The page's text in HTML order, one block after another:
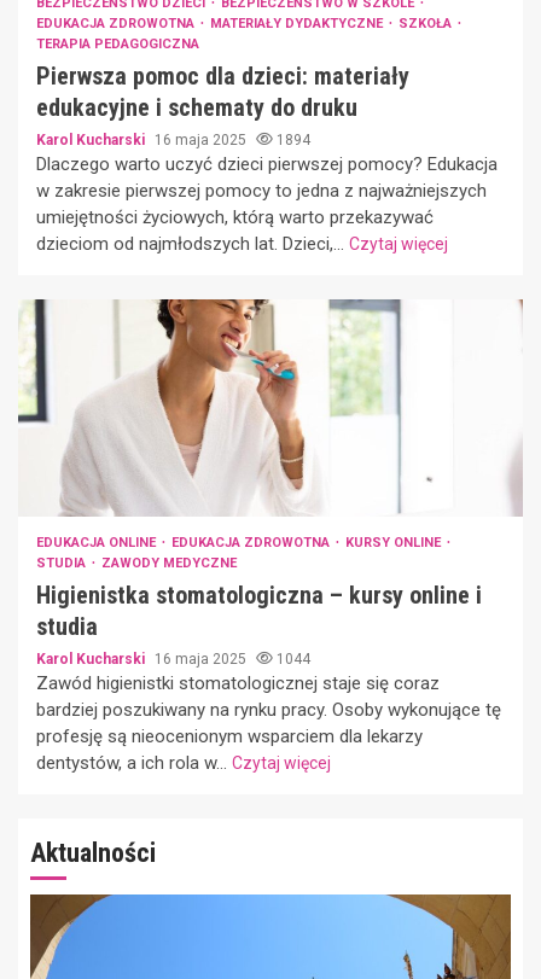
EDUKACJA ZDROWOTNA
MATERIAŁY DYDAKTYCZNE
SZKOŁA
TERAPIA PEDAGOGICZNA
Pierwsza pomoc dla dzieci: materiały
edukacyjne i schematy do druku
Karol Kucharski 16 maja 2025 1894
Dlaczego warto uczyć dzieci pierwszej pomocy? Edukacja
w zakresie pierwszej pomocy to jedna z najważniejszych
umiejętności życiowych, którą warto przekazywać
dzieciom od najmłodszych lat. Dzieci,... Czytaj więcej
EDUKACJA ONLINE EDUKACJA ZDROWOTNA
KURSY ONLINE
STUDIA
ZAWODY MEDYCZNE
Higienistka stomatologiczna – kursy online i
studia
Karol Kucharski 16 maja 2025 1044
Zawód higienistki stomatologicznej staje się coraz
bardziej poszukiwany na rynku pracy. Osoby wykonujące tę
profesję są nieocenionym wsparciem dla lekarzy
dentystów, a ich rola w... Czytaj więcej
Aktualności